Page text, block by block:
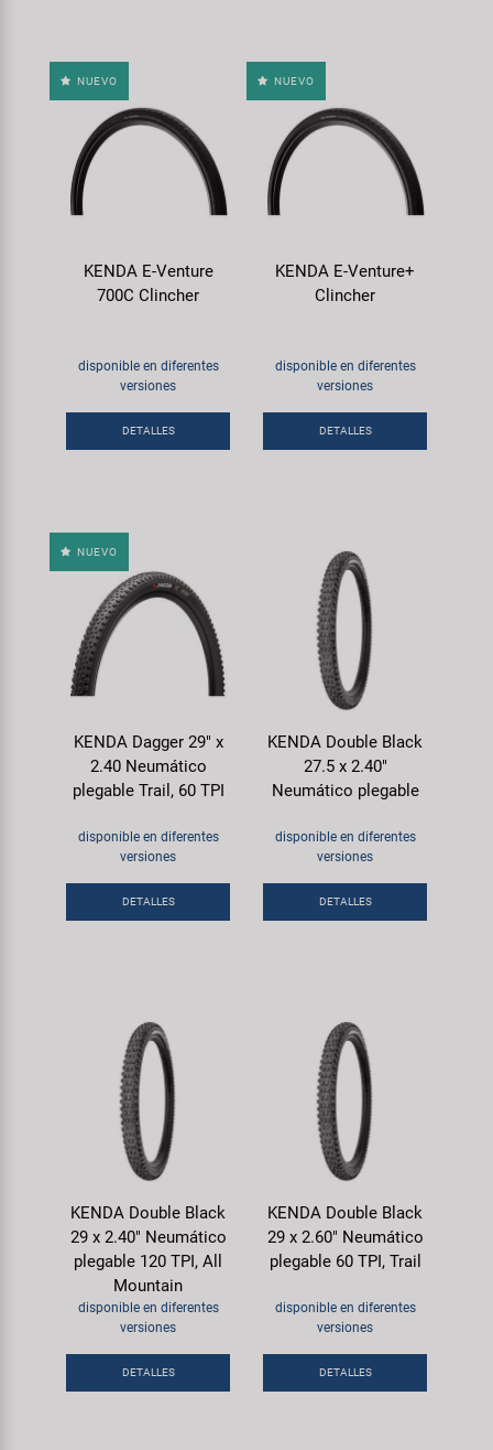
NUEVO
KENDA E-Venture
700C Clincher
disponible en diferentes
versiones
DETALLES
NUEVO
KENDA E-Venture+
Clincher
disponible en diferentes
versiones
DETALLES
NUEVO
KENDA Dagger 29" x
2.40 Neumático
plegable Trail, 60 TPI
disponible en diferentes
versiones
DETALLES
KENDA Double Black
27.5 x 2.40"
Neumático plegable
disponible en diferentes
versiones
DETALLES
KENDA Double Black
29 x 2.40" Neumático
plegable 120 TPI, All
Mountain
disponible en diferentes
versiones
DETALLES
KENDA Double Black
29 x 2.60" Neumático
plegable 60 TPI, Trail
disponible en diferentes
versiones
DETALLES